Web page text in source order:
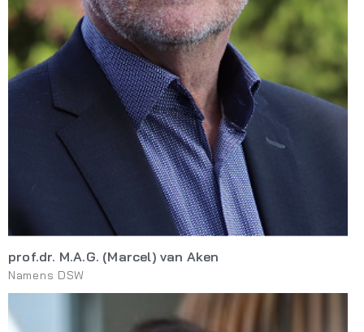
prof.dr. M.A.G. (Marcel) van Aken
Namens DSW